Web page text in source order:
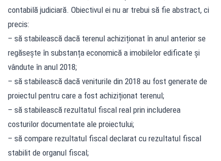
contabilă judiciară. Obiectivul ei nu ar trebui să fie abstract, ci
precis:
– să stabilească dacă terenul achiziționat în anul anterior se
regăsește în substanța economică a imobilelor edificate și
vândute în anul 2018;
– să stabilească dacă veniturile din 2018 au fost generate de
proiectul pentru care a fost achiziționat terenul;
– să stabilească rezultatul fiscal real prin includerea
costurilor documentate ale proiectului;
– să compare rezultatul fiscal declarat cu rezultatul fiscal
stabilit de organul fiscal;